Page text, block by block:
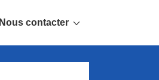
Nous contacter